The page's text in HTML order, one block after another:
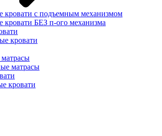
кровати с подъемным механизмом
кровати БЕЗ п-ого механизма
кровати
матрасы
кровати